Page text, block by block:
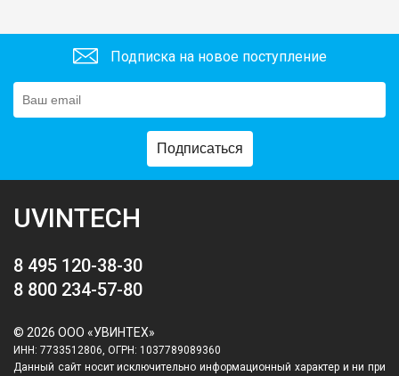
Подписка на новое поступление
Подписаться
UVINTECH
8 495 120-38-30
8 800 234-57-80
© 2026 ООО «УВИНТЕХ»
ИНН: 7733512806, ОГРН: 1037789089360
Данный сайт носит исключительно информационный характер и ни при